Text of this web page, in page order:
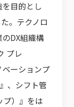
目的とし
。テクノロ
DX組織構
プレ
ーションプ
、シフト管
プ）』をは